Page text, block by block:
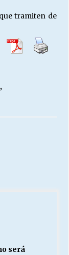
tramiten de
,
será